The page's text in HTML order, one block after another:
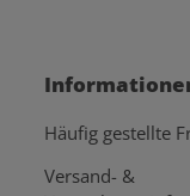
Häufig gestellte
Versand- &